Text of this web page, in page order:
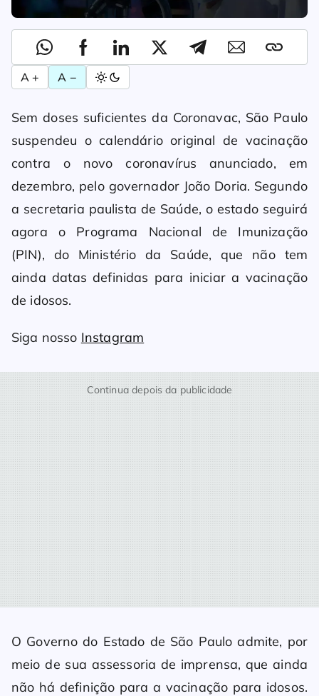
A + A −
Sem doses suficientes da Coronavac, São Paulo
suspendeu o calendário original de vacinação
contra o novo coronavírus anunciado, em
dezembro, pelo governador João Doria. Segundo
a secretaria paulista de Saúde, o estado seguirá
agora o Programa Nacional de Imunização
(PIN), do Ministério da Saúde, que não tem
ainda datas definidas para iniciar a vacinação
de idosos.
Siga nosso Instagram
Continua depois da publicidade
O Governo do Estado de São Paulo admite, por
meio de sua assessoria de imprensa, que ainda
não há definição para a vacinação para idosos.